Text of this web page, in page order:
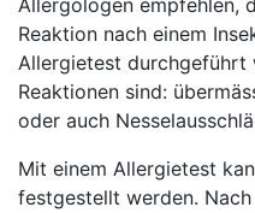
Allergologen empfehlen,
Reaktion nach einem
Allergietest durchgeführt
Reaktionen sind:
oder auch
Mit einem Allergietest
festgestellt werden.